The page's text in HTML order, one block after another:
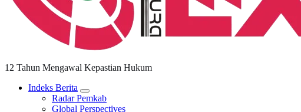
12 Tahun Mengawal Kepastian Hukum
Indeks Berita
Radar Pemkab
Global Perspectives